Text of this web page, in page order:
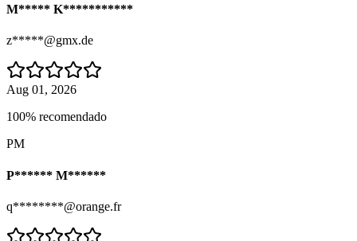
M***** K***********
z*****@gmx.de
Aug 01, 2026
100% recomendado
PM
P****** M******
q********@orange.fr